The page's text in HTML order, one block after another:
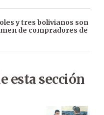
y tres bolivianos son
de compradores de
esta sección